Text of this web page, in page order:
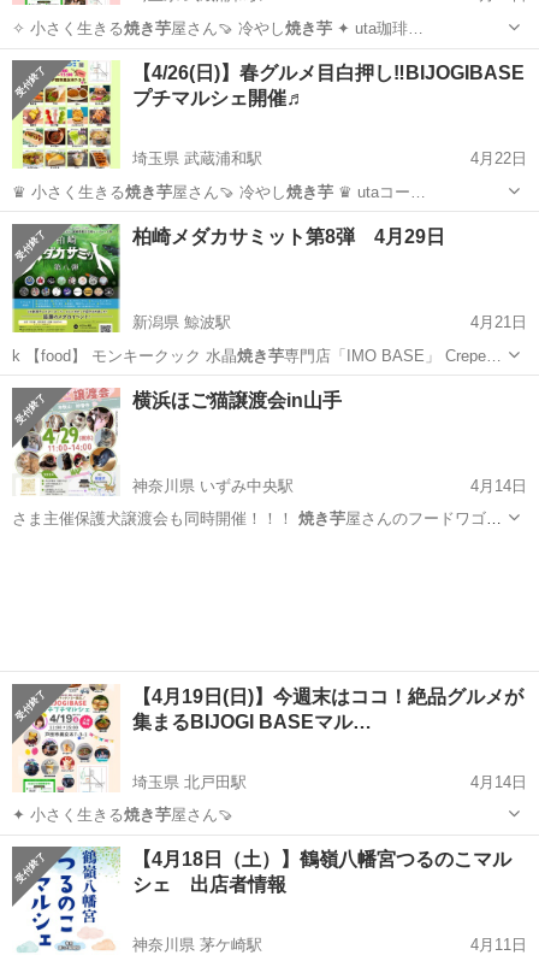
✧ 小さく生きる焼き芋 屋さん🍠 冷やし焼き芋 ✦ uta珈琲…
埼玉 戸田市 武蔵浦和駅 地域/お祭り キッチンカー
【4/26(日)】春グルメ目白押し‼︎BIJOGIBASE
プチマルシェ開催♬
埼玉県 武蔵浦和駅
4月22日
♛ 小さく生きる焼き芋 屋さん🍠 冷やし焼き芋 ♛ utaコー…
埼玉 戸田市 武蔵浦和駅 その他 キッチンカー
柏崎メダカサミット第8弾 4月29日
新潟県 鯨波駅
4月21日
k 【food】 モンキークック 水晶焼き芋専門店「IMO BASE」 Crepe…
新潟 柏崎市 鯨波駅 フリーマーケット
横浜ほご猫譲渡会in山手
神奈川県 いずみ中央駅
4月14日
さま主催保護犬譲渡会も同時開催！！！ 焼き芋屋さんのフードワゴン
【4月19日(日)】今週末はココ！絶品グルメが
集まるBIJOGI BASEマル…
埼玉県 北戸田駅
4月14日
✦ 小さく生きる焼き芋屋さん🍠
埼玉 戸田市 北戸田駅 地域/お祭り キッチンカー
【4月18日（土）】鶴嶺八幡宮つるのこマル
シェ 出店者情報
神奈川県 茅ケ崎駅
4月11日